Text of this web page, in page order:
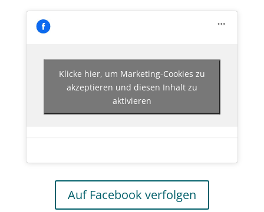
Klicke hier, um Marketing-Cookies zu
akzeptieren und diesen Inhalt zu
aktivieren
Auf Facebook verfolgen